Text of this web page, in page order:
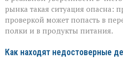
рынка такая ситуация опасна:
проверкой может попасть в
полки и в продукты питания.
Как находят недостоверные